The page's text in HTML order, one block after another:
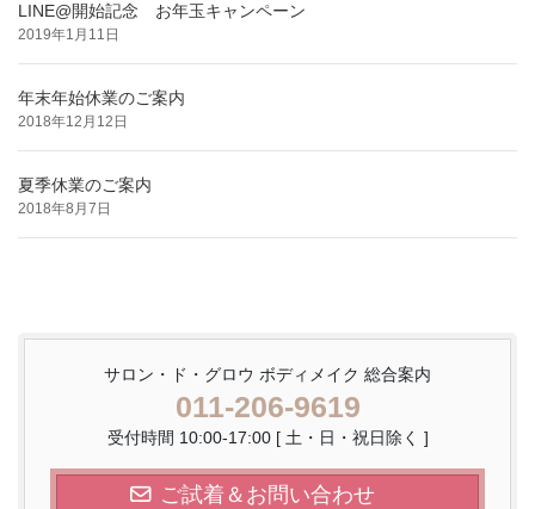
LINE@開始記念 お年玉キャンペーン
2019年1月11日
年末年始休業のご案内
2018年12月12日
夏季休業のご案内
2018年8月7日
サロン・ド・グロウ ボディメイク 総合案内
011-206-9619
受付時間 10:00-17:00 [ 土・日・祝日除く ]
ご試着＆お問い合わせ